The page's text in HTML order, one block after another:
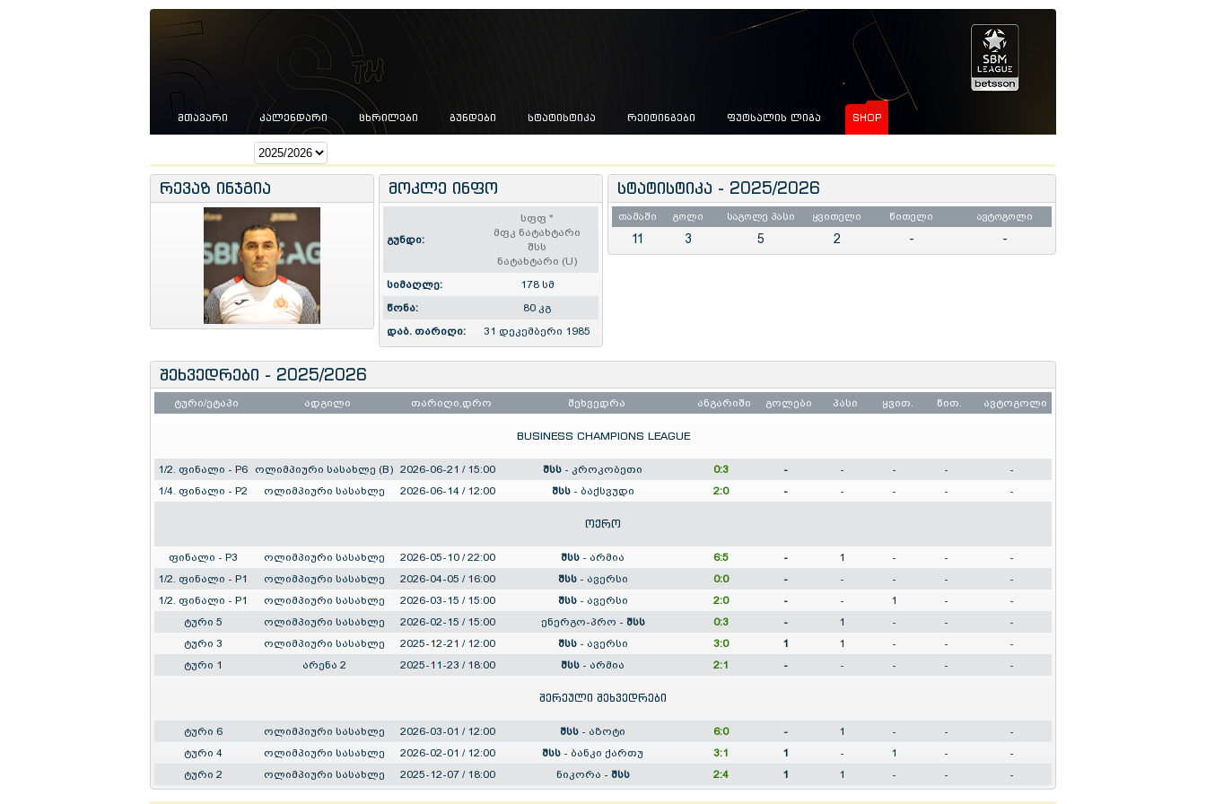
ᲛᲗᲐᲕᲐᲠᲘ ᲙᲐᲚᲔᲜᲓᲐᲠᲘ ᲪᲮᲠᲘᲚᲔᲑᲘ ᲒᲣᲜᲓᲔᲑᲘ ᲡᲢᲐᲢᲘᲡᲢᲘᲙᲐ ᲠᲔᲘᲢᲘᲜᲒᲔᲑᲘ ᲤᲣᲢᲡᲐᲚᲘᲡ ᲚᲘᲒᲐ SHOP
რევაზ ინჯგია მოკლე ინფო
გუნდი:
სფფ *
მფკ ნატახტარი
შსს
ნატახტარი (U)
სიმაღლე:
178 სმ
წონა:
80 კგ
დაბ. თარიღი:
31 დეკემბერი 1985
სტატისტიკა - 2025/2026
თამაში გოლი საგოლე პასი ყვითელი წითელი ავტოგოლი
11 3 5 2 - -
შეხვედრები - 2025/2026
ტური/ეტაპი ადგილი თარიღი,დრო შეხვედრა ანგარიში გოლები პასი ყვით. წით. ავტოგოლი
BUSINESS CHAMPIONS LEAGUE
1/2. ფინალი - P6 ოლიმპიური სასახლე (B) 2026-06-21 / 15:00 შსს - კროკობეთი 0:3 - - - -
-
1/4. ფინალი - P2
ოლიმპიური სასახლე 2026-06-14 / 12:00 შსს- ბაქსვუდი 2:0 - - - - -
ოქრო
ფინალი - P3 ოლიმპიური სასახლე 2026-05-10 / 22:00 შსს - არმია 6:5 - 1 - -
-
1/2. ფინალი - P1
ოლიმპიური სასახლე 2026-04-05 / 16:00 შსს- ავერსი 0:0 - - - -
-
1/2. ფინალი - P1
ოლიმპიური სასახლე 2026-03-15 / 15:00 შსს- ავერსი 2:0 - - 1 -
-
ტური 5
ოლიმპიური სასახლე 2026-02-15 / 15:00 ენერგო-პრო - შსს 0:3 - 1 - -
-
ტური 3
ოლიმპიური სასახლე 2025-12-21 / 12:00 შსს- ავერსი 3:0 1 1 - -
-
ტური 1
არენა 2 2025-11-23 / 18:00 შსს - არმია 2:1 - - - - -
შერეული შეხვედრები
ტური 6 ოლიმპიური სასახლე 2026-03-01 / 12:00 შსს - აზოტი 6:0 - 1 - -
-
ტური 4
ოლიმპიური სასახლე 2026-02-01 / 12:00 შსს - ბანკი ქართუ 3:1 1 - 1 -
-
ტური 2
ოლიმპიური სასახლე 2025-12-07 / 18:00 ნიკორა - შსს 2:4 1 1 - - -